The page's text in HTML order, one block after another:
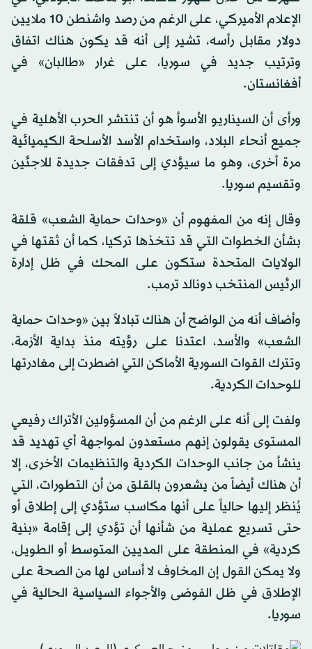
الإعلام الأميركي، على الرغم من رصد واشنطن 10 ملايين
دولار مقابل رأسه، تشير إلى أنه قد يكون هناك اتفاق
وترتيب جديد في سوريا، على غرار «طالبان» في
أفغانستان.
ورأى أن السيناريو الأسوأ هو أن تنتشر الحرب الأهلية في
جميع أنحاء البلاد، واستخدام الأسد الأسلحة الكيميائية
مرة أخرى، وهو ما سيؤدي إلى تدفقات جديدة للاجئين
وتقسيم سوريا.
وقال إنه من المفهوم أن «وحدات حماية الشعب» قلقة
بشأن الخطوات التي قد تتخذها تركيا، كما أن ثقتها في
الولايات المتحدة ستكون على المحك في ظل إدارة
الرئيس المنتخب دونالد ترمب.
وأضاف أنه من الواضح أن هناك تبادلاً بين «وحدات حماية
الشعب» والأسد، اعتدنا على رؤيته منذ بداية الأزمة،
وتترك القوات السورية الأماكن التي اضطرت إلى مغادرتها
للوحدات الكردية.
ولفت إلى أنه على الرغم من أن المسؤولين الأتراك رفيعي
المستوى يقولون إنهم مستعدون لمواجهة أي تهديد قد
ينشأ من جانب الوحدات الكردية والتنظيمات الأخرى، إلا
أن هناك أيضاً من يشعرون بالقلق من أن التطورات، التي
يُنظر إليها حالياً على أنها مكاسب ستؤدي إلى إطلاق أو
حتى تسريع عملية من شأنها أن تؤدي إلى إقامة «بنية
كردية» في المنطقة على المديين المتوسط أ​​و الطويل،
ولا يمكن القول إن المخاوف لا أساس لها من الصحة على
الإطلاق في ظل الفوضى والأجواء السياسية الحالية في
سوريا.